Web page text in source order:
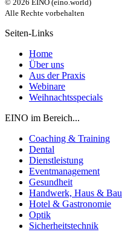
© 2026 EINO (eino.world)
Alle Rechte vorbehalten
Seiten-Links
Home
Über uns
Aus der Praxis
Webinare
Weihnachtsspecials
EINO im Bereich...
Coaching & Training
Dental
Dienstleistung
Eventmanagement
Gesundheit
Handwerk, Haus & Bau
Hotel & Gastronomie
Optik
Sicherheitstechnik